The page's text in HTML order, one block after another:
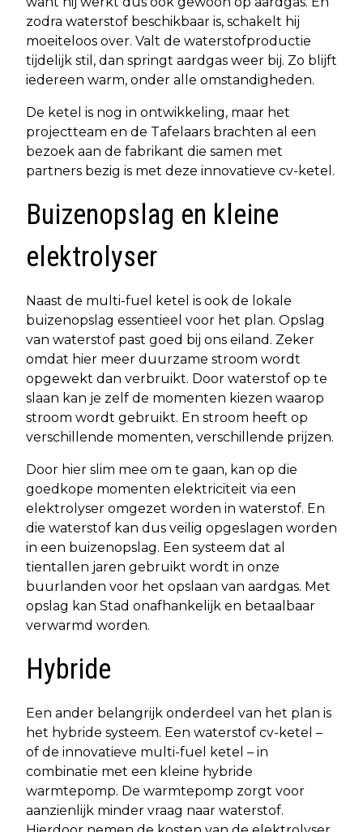
zodra waterstof beschikbaar is, schakelt hij
moeiteloos over. Valt de waterstofproductie
tijdelijk stil, dan springt aardgas weer bij. Zo blijft
iedereen warm, onder alle omstandigheden.
De ketel is nog in ontwikkeling, maar het
projectteam en de Tafelaars brachten al een
bezoek aan de fabrikant die samen met
partners bezig is met deze innovatieve cv-ketel.
Buizenopslag en kleine
elektrolyser
Naast de multi-fuel ketel is ook de lokale
buizenopslag essentieel voor het plan. Opslag
van waterstof past goed bij ons eiland. Zeker
omdat hier meer duurzame stroom wordt
opgewekt dan verbruikt. Door waterstof op te
slaan kan je zelf de momenten kiezen waarop
stroom wordt gebruikt. En stroom heeft op
verschillende momenten, verschillende prijzen.
Door hier slim mee om te gaan, kan op die
goedkope momenten elektriciteit via een
elektrolyser omgezet worden in waterstof. En
die waterstof kan dus veilig opgeslagen worden
in een buizenopslag. Een systeem dat al
tientallen jaren gebruikt wordt in onze
buurlanden voor het opslaan van aardgas. Met
opslag kan Stad onafhankelijk en betaalbaar
verwarmd worden.
Hybride
Een ander belangrijk onderdeel van het plan is
het hybride systeem. Een waterstof cv-ketel –
of de innovatieve multi-fuel ketel – in
combinatie met een kleine hybride
warmtepomp. De warmtepomp zorgt voor
aanzienlijk minder vraag naar waterstof.